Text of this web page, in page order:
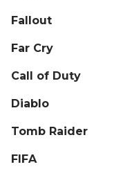
Fallout
Far Cry
Call of Duty
Diablo
Tomb Raider
FIFA